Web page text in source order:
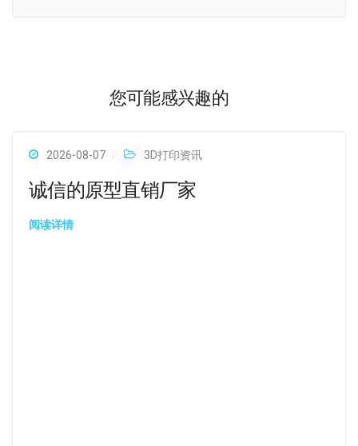
您可能感兴趣的
2026-08-07 3D打印资讯
诚信的原型直销厂家
阅读详情